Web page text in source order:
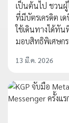
เป็นต้นไป ชวนผู้
ที่มีบัตรเครดิต เ
ใช้เดินทางได้ทั
มอบสิทธิพิเศษก
13 มี.ค. 2026